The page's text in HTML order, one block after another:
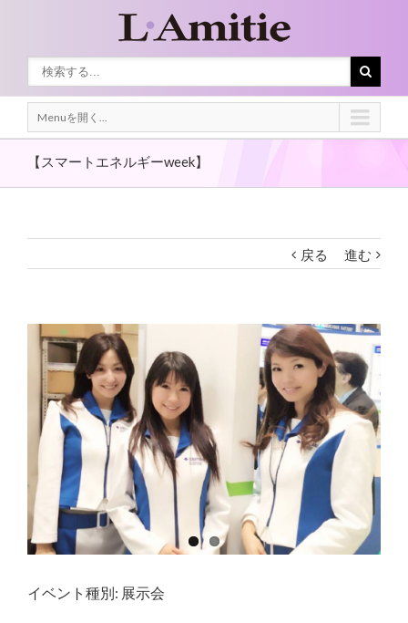
Menuを開く...
【スマートエネルギーweek】
戻る 進む
イベント種別: 展示会